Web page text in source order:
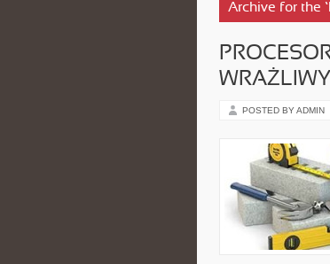
Archive for the
POSTED BY ADMIN